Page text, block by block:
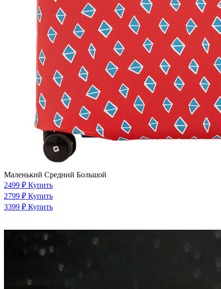
Маленький Средний Большой
2499 ₽ Купить
2799 ₽ Купить
3399 ₽ Купить